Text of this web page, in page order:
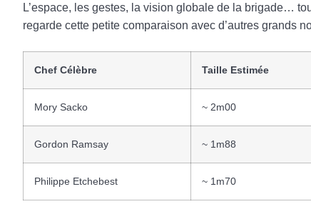
L’espace, les gestes, la vision globale de la brigade…
regarde cette petite comparaison avec d’autres grands
Chef Célèbre Taille Estimée
Mory Sacko ~ 2m00
Gordon Ramsay ~ 1m88
Philippe Etchebest ~ 1m70